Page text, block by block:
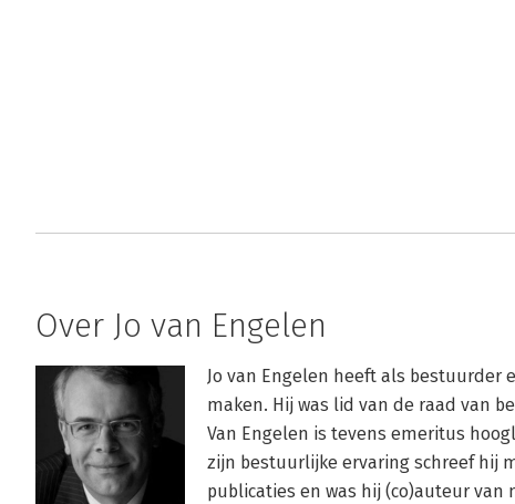
Over Jo van Engelen
Jo van Engelen heeft als bestuurder
maken. Hij was lid van de raad van
Van Engelen is tevens emeritus
zijn bestuurlijke ervaring schreef hij
publicaties en was hij (co)auteur van